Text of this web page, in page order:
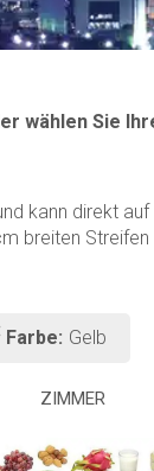
wählen Sie
kann direkt
breiten
Farbe Gelb
ZIMMER